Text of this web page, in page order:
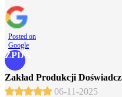
Posted on
Google
ZPDA
Zakład Produkcji
06-11-2025